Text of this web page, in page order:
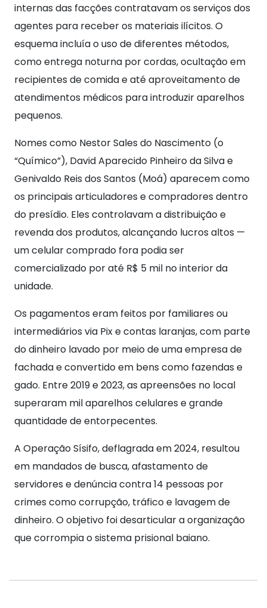
internas das facções contratavam os serviços dos
agentes para receber os materiais ilícitos. O
esquema incluía o uso de diferentes métodos,
como entrega noturna por cordas, ocultação em
recipientes de comida e até aproveitamento de
atendimentos médicos para introduzir aparelhos
pequenos.
Nomes como Nestor Sales do Nascimento (o
“Químico”), David Aparecido Pinheiro da Silva e
Genivaldo Reis dos Santos (Moá) aparecem como
os principais articuladores e compradores dentro
do presídio. Eles controlavam a distribuição e
revenda dos produtos, alcançando lucros altos —
um celular comprado fora podia ser
comercializado por até R$ 5 mil no interior da
unidade.
Os pagamentos eram feitos por familiares ou
intermediários via Pix e contas laranjas, com parte
do dinheiro lavado por meio de uma empresa de
fachada e convertido em bens como fazendas e
gado. Entre 2019 e 2023, as apreensões no local
superaram mil aparelhos celulares e grande
quantidade de entorpecentes.
A Operação Sísifo, deflagrada em 2024, resultou
em mandados de busca, afastamento de
servidores e denúncia contra 14 pessoas por
crimes como corrupção, tráfico e lavagem de
dinheiro. O objetivo foi desarticular a organização
que corrompia o sistema prisional baiano.